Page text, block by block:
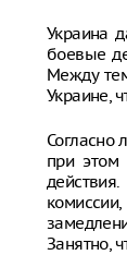
Украина
боевые
Между
Украине,
Согласно
при этом
Занятно,